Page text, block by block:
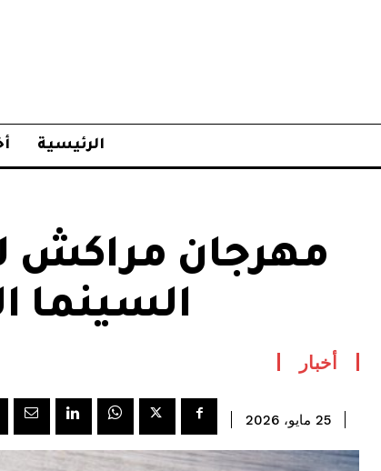
الرئيسية
مهرجان مراكش
السينما
أخبار
25 مايو، 2026